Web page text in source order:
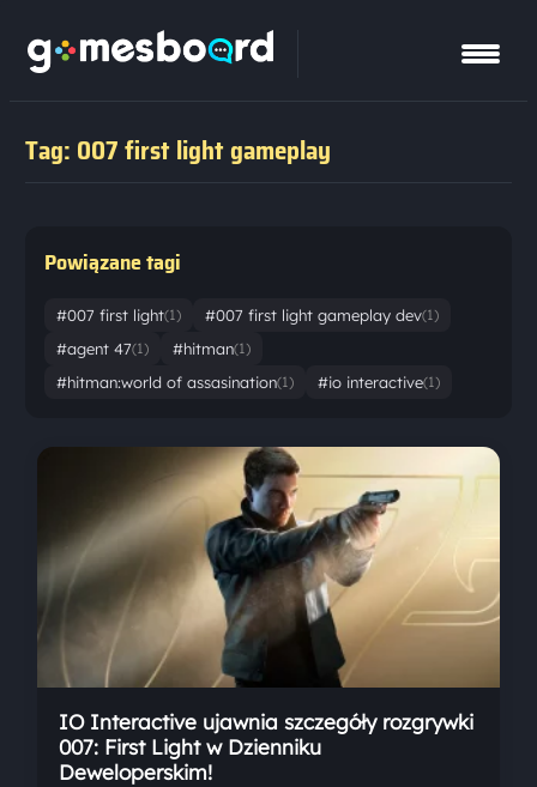
Tag: 007 first light gameplay
Powiązane tagi
#007 first light(1) #007 first light gameplay dev(1)
#agent 47(1) #hitman(1)
#hitman:world of assasination(1) #io interactive(1)
IO Interactive ujawnia szczegóły rozgrywki
007: First Light w Dzienniku
Deweloperskim!